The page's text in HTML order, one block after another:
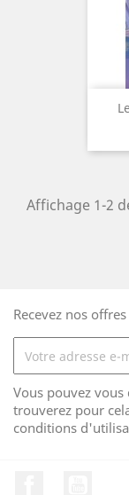
Affichage 1-2
Recevez nos
Vous pouvez
trouverez pour
conditions